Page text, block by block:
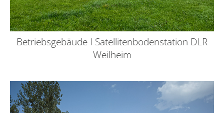
Betriebsgebäude I Satellitenbodenstation DLR
Weilheim